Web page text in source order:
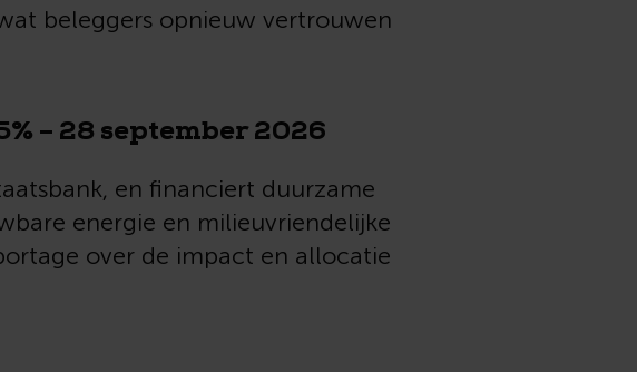
beleggers opnieuw vertrouwen
– 28 september 2026
en financiert duurzame
energie en milieuvriendelijke
over de impact en allocatie